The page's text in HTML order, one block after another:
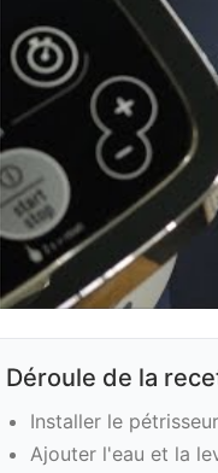
Déroule de la
Installer le
Ajouter l'eau et la